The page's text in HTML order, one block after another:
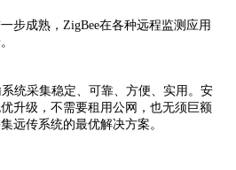
步成熟，ZigBee在各种远程监测应用
统采集稳定、可靠、方便、实用。安
升级，不需要租用公网，也无须巨额
远传系统的最优解决方案。